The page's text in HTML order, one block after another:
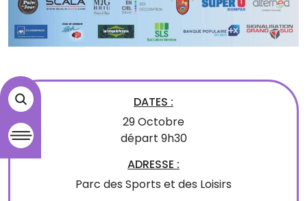
DATES :
29 Octobre
départ 9h30
ADRESSE :
Parc des Sports et des Loisirs